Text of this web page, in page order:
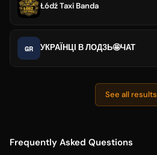
Łódź Taxi Banda
GR УКРАЇНЦІ В ЛОДЗЬ🤩ЧАТ
See all results
Frequently Asked Questions